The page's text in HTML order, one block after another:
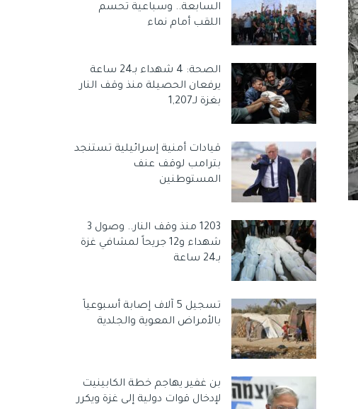
السابعة.. وسباعية تحسم
اللقب أمام نماء
الصحة: 4 شهداء بـ24 ساعة
يرفعان الحصيلة منذ وقف النار
بغزة لـ1,207
قيادات أمنية إسرائيلية تستنجد
بترامب لوقف عنف
المستوطنين
1203 منذ وقف النار.. وصول 3
شهداء و12 جريحاً لمشافي غزة
بـ24 ساعة
تسجيل 5 آلاف إصابة أسبوعياً
بالأمراض المعوية والجلدية
بن غفير يهاجم خطة الكابينيت
لإدخال قوات دولية إلى غزة ويكرر